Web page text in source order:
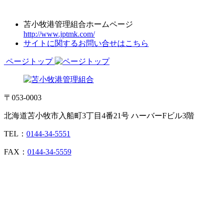
苫小牧港管理組合ホームページ
http://www.jptmk.com/
サイトに関するお問い合せはこちら
ページトップ
〒053-0003
北海道苫小牧市入船町3丁目4番21号 ハーバーFビル3階
TEL： 0144-34-5551
FAX： 0144-34-5559